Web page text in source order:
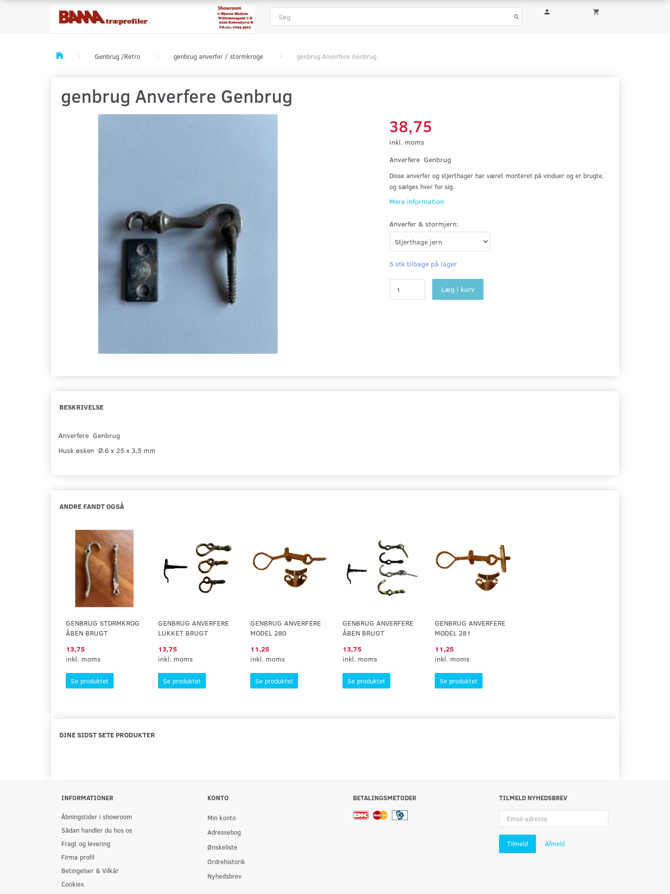
Genbrug /Retro genbrug anverfer / stormkroge genbrug Anverfere Genbrug
genbrug Anverfere Genbrug
38,75
inkl. moms
Anverfere Genbrug
Disse anverfer og stjerthager har været monteret på vinduer og er brugte,
og sælges hver for sig.
Mere information
Anverfer & stormjern:
5 stk tilbage på lager
Læg i kurv
BESKRIVELSE
Anverfere Genbrug
Husk øsken Ø.6 x 25 x 3,5 mm
ANDRE FANDT OGSÅ
GENBRUG STORMKROG
ÅBEN BRUGT
13,75
inkl. moms
Se produktet
GENBRUG ANVERFERE
LUKKET BRUGT
13,75
inkl. moms
Se produktet
GENBRUG ANVERFERE
MODEL 280
11,25
inkl. moms
Se produktet
GENBRUG ANVERFERE
ÅBEN BRUGT
13,75
inkl. moms
Se produktet
GENBRUG ANVERFERE
MODEL 281
11,25
inkl. moms
Se produktet
DINE SIDST SETE PRODUKTER
INFORMATIONER
Åbningstider i showroom
Sådan handler du hos os
Fragt og levering
Firma profil
Betingelser & Vilkår
Cookies
KONTO
Min konto
Adressebog
Ønskeliste
Ordrehistorik
Nyhedsbrev
BETALINGSMETODER
TILMELD NYHEDSBREV
adresse
Tilmeld Afmeld